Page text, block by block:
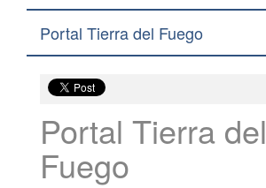
Portal Tierra del Fuego
Portal Tierra del
Fuego